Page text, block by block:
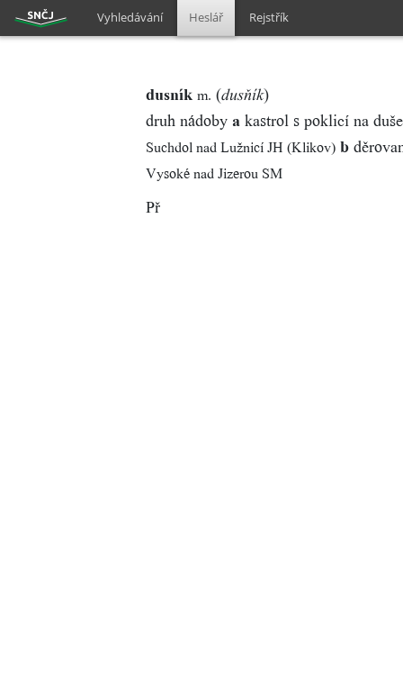
Vyhledávání Heslář Rejstřík
dusník m. (dusňík)
druh nádoby a kastrol s poklicí na
Suchdol nad Lužnicí JH (Klikov) b
Vysoké nad Jizerou SM
Př